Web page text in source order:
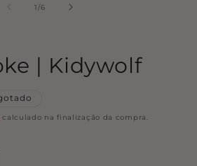
1/de
6
| Kidywolf
calculado na finalização da compra.